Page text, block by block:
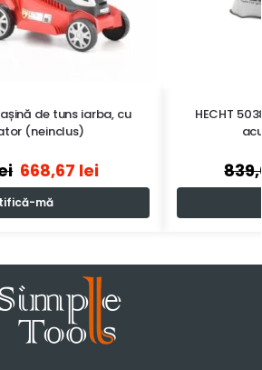
de tuns iarba, cu
(neinclus)
668,67 lei
mă
HECHT